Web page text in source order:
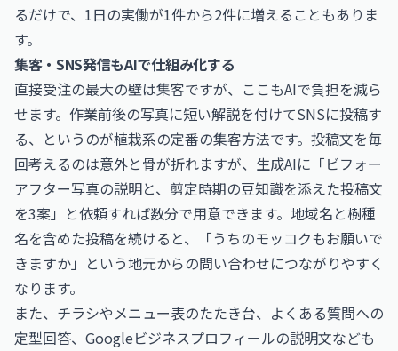
るだけで、1日の実働が1件から2件に増えることもありま
す。
集客・SNS発信もAIで仕組み化する
直接受注の最大の壁は集客ですが、ここもAIで負担を減ら
せます。作業前後の写真に短い解説を付けてSNSに投稿す
る、というのが植栽系の定番の集客方法です。投稿文を毎
回考えるのは意外と骨が折れますが、生成AIに「ビフォー
アフター写真の説明と、剪定時期の豆知識を添えた投稿文
を3案」と依頼すれば数分で用意できます。地域名と樹種
名を含めた投稿を続けると、「うちのモッコクもお願いで
きますか」という地元からの問い合わせにつながりやすく
なります。
また、チラシやメニュー表のたたき台、よくある質問への
定型回答、Googleビジネスプロフィールの説明文なども